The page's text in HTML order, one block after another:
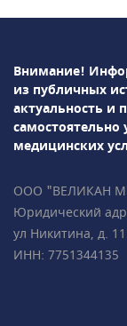
клинике
оформить
Внимание!
из публичных
актуальность и
медицинских
ООО "ВЕЛИКАН
Юридический
ул Никитина, д. 11
ИНН: 7751344135